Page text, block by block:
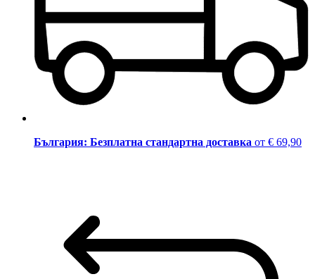
България: Безплатна стандартна доставка от € 69,90